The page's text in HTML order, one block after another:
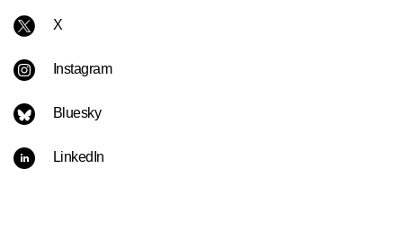
X
Instagram
Bluesky
LinkedIn